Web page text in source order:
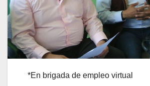
*En brigada de empleo virtual